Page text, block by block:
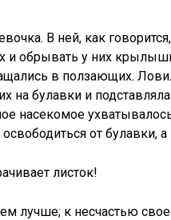
В ней, как
и обрывать у них
в ползающих.
на булавки и
насекомое
от булавки,
листок!
лучше; к несчастью